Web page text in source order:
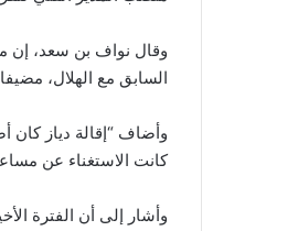
وقال نواف بن سعد، إن
السابق مع الهلال، مضيفا
كانت الاستغناء عن
وأشار إلى أن الفترة